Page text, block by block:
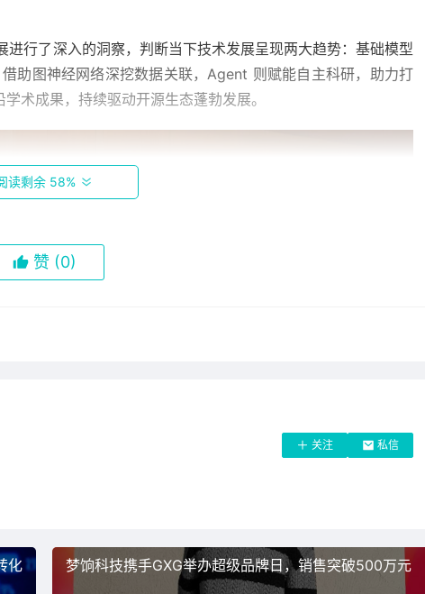
行了深入的洞察，判断当下技术发展呈现两大趋势：基础模型
助图神经网络深挖数据关联，Agent 则赋能自主科研，助力打
术成果，持续驱动开源生态蓬勃发展。
读剩余 58%
赞 (0)
关注 私信
化
梦饷科技携手GXG举办超级品牌日，销售突破500万元